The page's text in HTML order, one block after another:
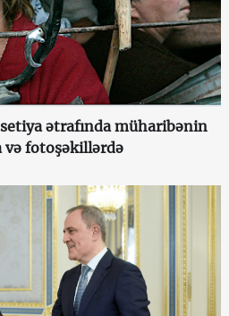
ətrafında müharibənin
və fotoşəkillərdə